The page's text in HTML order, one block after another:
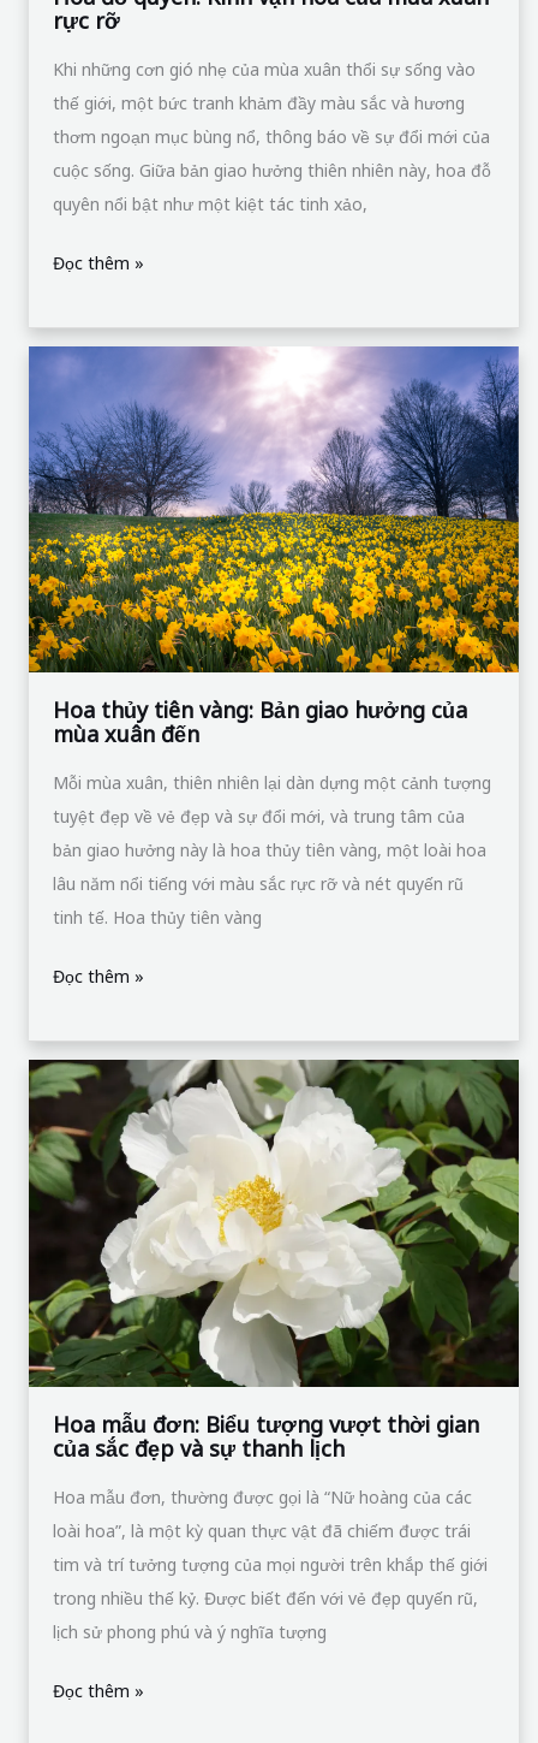
rực rỡ
Khi những cơn gió nhẹ của mùa xuân thổi sự sống vào
thế giới, một bức tranh khảm đầy màu sắc và hương
thơm ngoạn mục bùng nổ, thông báo về sự đổi mới của
cuộc sống. Giữa bản giao hưởng thiên nhiên này, hoa đỗ
quyên nổi bật như một kiệt tác tinh xảo,
Đọc thêm »
Hoa thủy tiên vàng: Bản giao hưởng của
mùa xuân đến
Mỗi mùa xuân, thiên nhiên lại dàn dựng một cảnh tượng
tuyệt đẹp về vẻ đẹp và sự đổi mới, và trung tâm của
bản giao hưởng này là hoa thủy tiên vàng, một loài hoa
lâu năm nổi tiếng với màu sắc rực rỡ và nét quyến rũ
tinh tế. Hoa thủy tiên vàng
Hoa
tiên
vàng:
Bản
giao
hưởng
của
mùa
xuân
đến
Đọc thêm »
Hoa mẫu đơn: Biểu tượng vượt thời gian
của sắc đẹp và sự thanh lịch
Hoa mẫu đơn, thường được gọi là “Nữ hoàng của các
loài hoa”, là một kỳ quan thực vật đã chiếm được trái
tim và trí tưởng tượng của mọi người trên khắp thế giới
trong nhiều thế kỷ. Được biết đến với vẻ đẹp quyến rũ,
lịch sử phong phú và ý nghĩa tượng
Hoa
đơn:
Biểu
tượng
thời
gian
của
sắc
đẹp
và
Đọc thêm »